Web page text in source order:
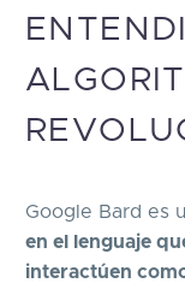
Google Bard es
en el lenguaje
interactúen